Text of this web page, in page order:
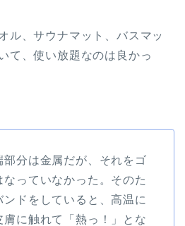
ル、サウナマット、バスマッ
て、使い放題なのは良かっ
部分は金属だが、それをゴ
なっていなかった。そのた
ドをしていると、高温に
に触れて「熱っ！」とな